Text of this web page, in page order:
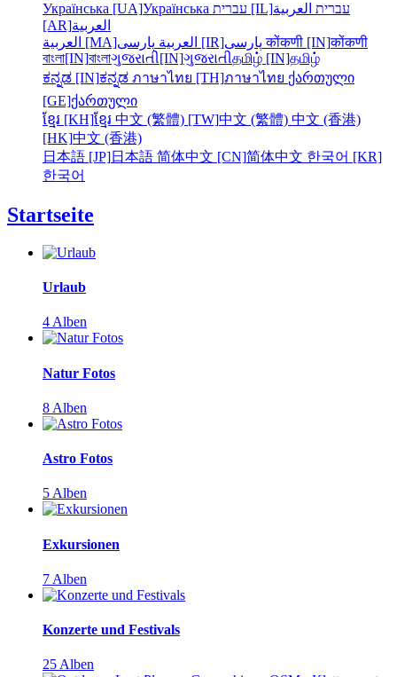
Українська [UA]Українська עברית [IL] עברית العربية
[AR]العربية
العربية [MA]
العربية پارسی [IR] پارسیकोंकणी [IN]कोंकणी
বাংলা[IN]বাংলাગુજરાતી[IN]ગુજરાતીதமிழ் [IN]தமிழ்
ಕನ್ನಡ [IN]ಕನ್ನಡ ภาษาไทย [TH]ภาษาไทย ქართული
[GE]ქართული
ខ្មែរ [KH]ខ្មែរ 中文 (繁體) [TW]中文 (繁體) 中文 (香港)
[HK]中文 (香港)
日本語 [JP]日本語 简体中文 [CN]简体中文 한국어 [KR]
한국어
Startseite
Urlaub
4 Alben
Natur Fotos
8 Alben
Astro Fotos
5 Alben
Exkursionen
7 Alben
Konzerte und Festivals
25 Alben